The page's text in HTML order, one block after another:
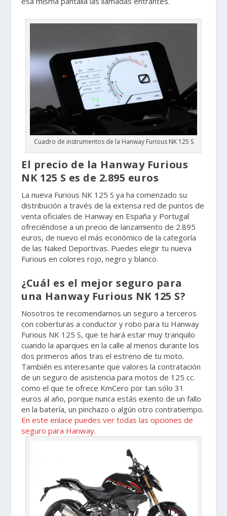
Cuadro de instrumentos de la Hanway Furious NK 125 S
El precio de la Hanway Furious
NK 125 S es de 2.895 euros
La nueva Furious NK 125 S ya ha comenzado su
distribución a través de la extensa red de puntos de
venta oficiales de Hanway en España y Portugal
ofreciéndose a un precio de lanzamiento de 2.895
euros, de nuevo el más económico de la categoría
de las Naked Deportivas. Puedes elegir tu nueva
Furious en colores rojo, negro y blanco.
¿Cuál es el mejor seguro para
una Hanway Furious NK 125 S?
Nosotros te recomendamos un seguro a terceros
con coberturas a conductor y robo para tu Hanway
Furious NK 125 S, que te hará estar muy tranquilo
cuando la aparques en la calle al menos durante los
dos primeros años tras el estreno de tu moto.
También es interesante que valores la contratación
de un seguro de asistencia para motos de 125 cc.
como el que te ofrece KmCero por tan sólo 31
euros al año, porque nunca estás exento de un fallo
en la batería, un pinchazo o algún otro contratiempo.
En este enlace puedes ver todas las opciones de
seguro para Hanway.